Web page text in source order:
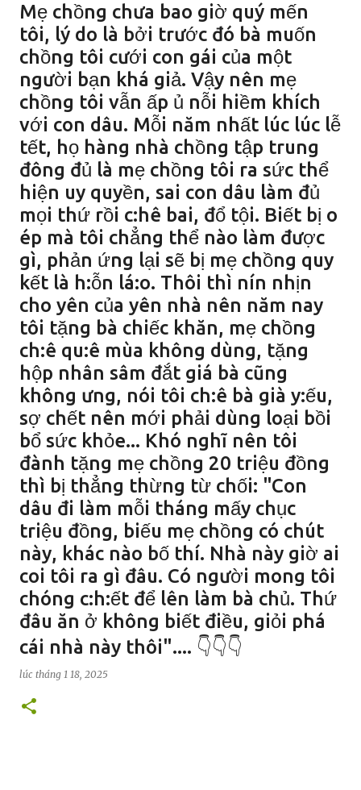
Mẹ chồng chưa bao giờ quý mến
tôi, lý do là bởi trước đó bà muốn
chồng tôi cưới con gái của một
người bạn khá giả. Vậy nên mẹ
chồng tôi vẫn ấp ủ nỗi hiềm khích
với con dâu. Mỗi năm nhất lúc lúc lễ
tết, họ hàng nhà chồng tập trung
đông đủ là mẹ chồng tôi ra sức thể
hiện uy quyền, sai con dâu làm đủ
mọi thứ rồi c:hê bai, đổ tội. Biết bị o
ép mà tôi chẳng thể nào làm được
gì, phản ứng lại sẽ bị mẹ chồng quy
kết là h:ỗn lá:o. Thôi thì nín nhịn
cho yên của yên nhà nên năm nay
tôi tặng bà chiếc khăn, mẹ chồng
ch:ê qu:ê mùa không dùng, tặng
hộp nhân sâm đắt giá bà cũng
không ưng, nói tôi ch:ê bà già y:ếu,
sợ chết nên mới phải dùng loại bồi
bổ sức khỏe... Khó nghĩ nên tôi
đành tặng mẹ chồng 20 triệu đồng
thì bị thẳng thừng từ chối: "Con
dâu đi làm mỗi tháng mấy chục
triệu đồng, biếu mẹ chồng có chút
này, khác nào bố thí. Nhà này giờ ai
coi tôi ra gì đâu. Có người mong tôi
chóng c:h:ết để lên làm bà chủ. Thứ
đâu ăn ở không biết điều, giỏi phá
cái nhà này thôi".... 👇👇👇
lúc tháng 1 18, 2025